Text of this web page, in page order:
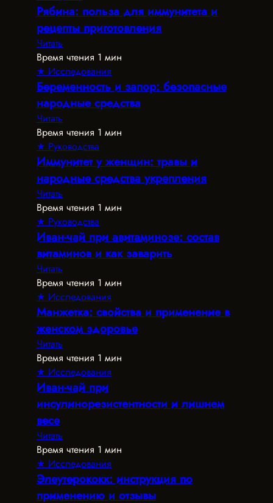
Рябина: польза для иммунитета и
рецепты приготовления
Читать
Время чтения 1 мин
★ Исследования
Беременность и запор: безопасные
народные средства
Читать
Время чтения 1 мин
★ Руководства
Иммунитет у женщин: травы и
народные средства укрепления
Читать
Время чтения 1 мин
★ Руководства
Иван-чай при авитаминозе: состав
витаминов и как заварить
Читать
Время чтения 1 мин
★ Исследования
Манжетка: свойства и применение в
женском здоровье
Читать
Время чтения 1 мин
★ Исследования
Иван-чай при
инсулинорезистентности и лишнем
весе
Читать
Время чтения 1 мин
★ Исследования
Элеутерококк: инструкция по
применению и отзывы